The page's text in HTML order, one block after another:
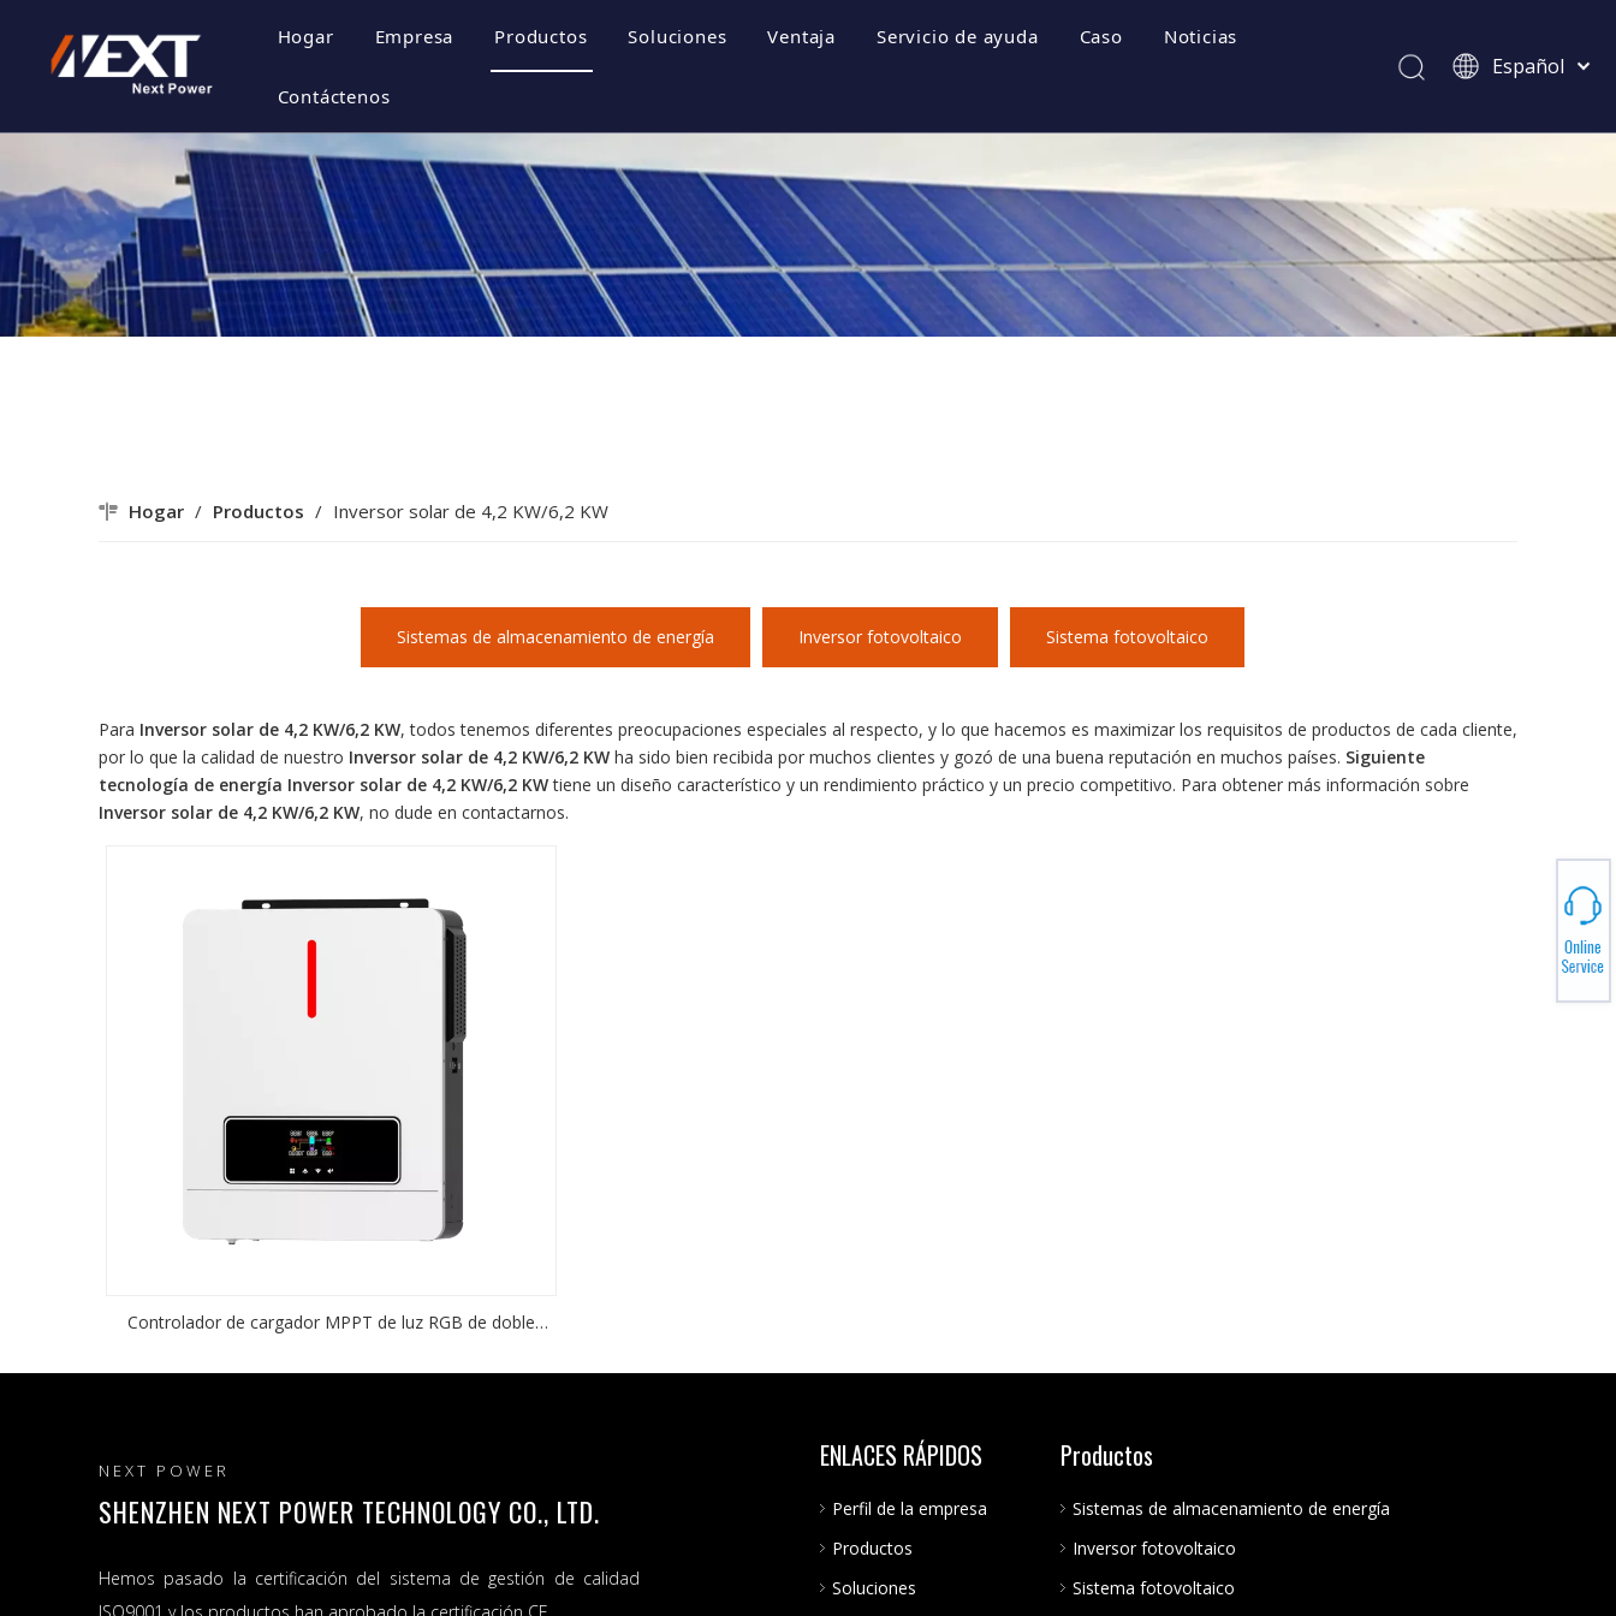
Hogar Empresa
Cultura de la empresa
Certificado de honor
Estilo de empresa
Productos
Sistema fotovoltaico
Soluciones Ventaja Servicio de ayuda
Preguntas más frecuentes
Videos
Caso Noticias
Contáctenos
Español
Kiswahili
Italiano
Deutsch
Português
Pусский
Français
Hogar / Productos / Inversor solar de 4,2 KW/6,2 KW
Sistemas de almacenamiento de energía Inversor fotovoltaico Sistema fotovoltaico
Para Inversor solar de 4,2 KW/6,2 KW, todos tenemos diferentes preocupaciones especiales al respecto, y lo que hacemos es maximizar los requisitos de productos de cada cliente,
por lo que la calidad de nuestro Inversor solar de 4,2 KW/6,2 KW ha sido bien recibida por muchos clientes y gozó de una buena reputación en muchos países. Siguiente
tecnología de energía Inversor solar de 4,2 KW/6,2 KWtiene un diseño característico y un rendimiento práctico y un precio competitivo. Para obtener más información sobre
Inversor solar de 4,2 KW/6,2 KW, no dude en contactarnos.
Controlador de cargador MPPT de luz RGB de doble
encendido/apagado de 4,2 kW/6,2 kW, nuevo de fábrica
NEXT POWER
SHENZHEN NEXT POWER TECHNOLOGY CO., LTD.
Hemos pasado la certificación del sistema de gestión de calidad
ENLACES RÁPIDOS
Perfil de la empresa
Productos
Soluciones
Productos
Sistemas de almacenamiento de energía
Inversor fotovoltaico
Sistema fotovoltaico